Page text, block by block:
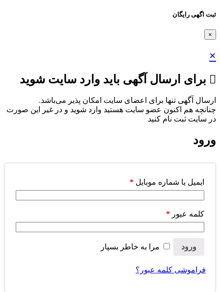
ثبت اگهی رایگان
×
×
برای ارسال آگهی باید وارد سایت شوید
ارسال آگهی تنها برای اعضای سایت امکان پذیر می‌باشد.
چنانچه هم‌ اکنون عضو سایت هستید وارد شوید و در غیر این صورت
در سایت ثبت نام کنید
ورود
ایمیل یا شماره موبایل *
کلمه عبور *
ورود مرا به خاطر بسپار
فراموشی کلمه عبور؟